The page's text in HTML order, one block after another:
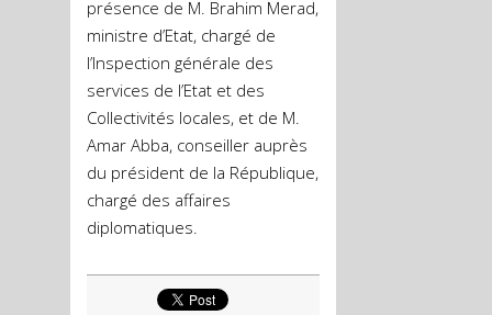
présence de M. Brahim Merad,
ministre d’Etat, chargé de
l’Inspection générale des
services de l’Etat et des
Collectivités locales, et de M.
Amar Abba, conseiller auprès
du président de la République,
chargé des affaires
diplomatiques.